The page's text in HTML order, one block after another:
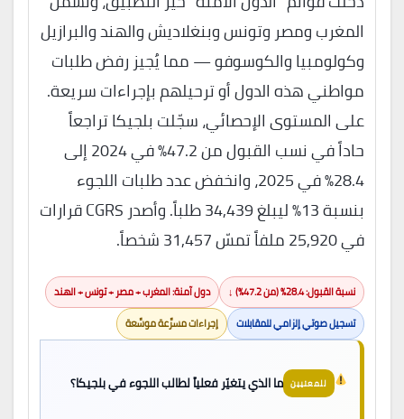
المغرب ومصر وتونس وبنغلاديش والهند والبرازيل
وكولومبيا والكوسوفو — مما يُجيز رفض طلبات
مواطني هذه الدول أو ترحيلهم بإجراءات سريعة.
على المستوى الإحصائي، سجّلت بلجيكا تراجعاً
حاداً في نسب القبول من 47.2% في 2024 إلى
28.4% في 2025، وانخفض عدد طلبات اللجوء
بنسبة 13% ليبلغ 34,439 طلباً. وأصدر CGRS قرارات
في 25,920 ملفاً تمسّ 31,457 شخصاً.
نسبة القبول: 28.4% (من 47.2%) ↓
دول آمنة: المغرب + مصر + تونس + الهند
تسجيل صوتي إلزامي للمقابلات
إجراءات مسرَّعة موسَّعة
للمعنيين ما الذي يتغيّر فعلياً لطالب اللجوء في بلجيكا؟